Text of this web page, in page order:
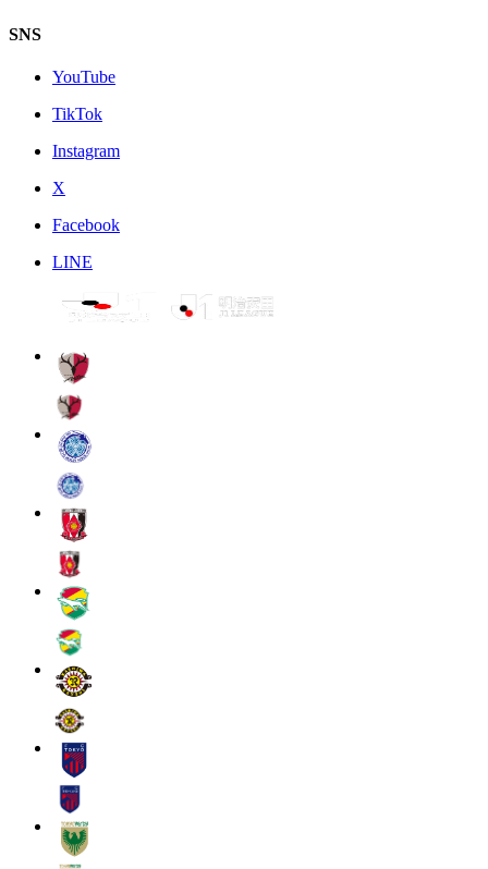
SNS
YouTube
TikTok
Instagram
X
Facebook
LINE